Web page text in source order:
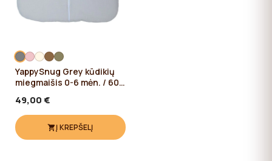
YappySnug Grey kūdikių
miegmaišis 0-6 mėn. / 60
49,00 €
Į KREPŠELĮ